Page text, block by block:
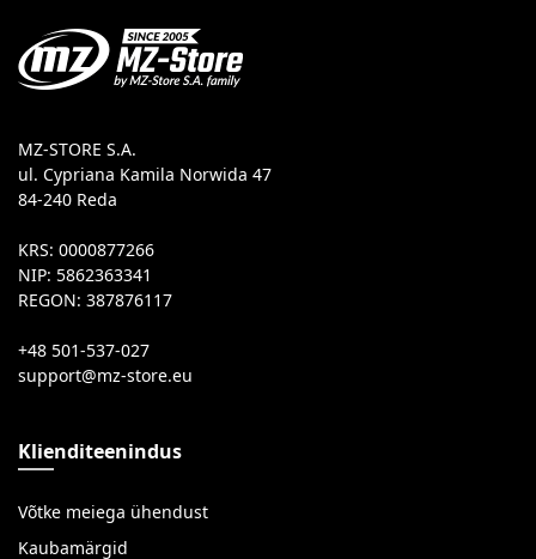
MZ-STORE S.A.
ul. Cypriana Kamila Norwida 47
84-240 Reda
KRS: 0000877266
NIP: 5862363341
REGON: 387876117
+48 501-537-027
Klienditeenindus
Võtke meiega ühendust
Kaubamärgid